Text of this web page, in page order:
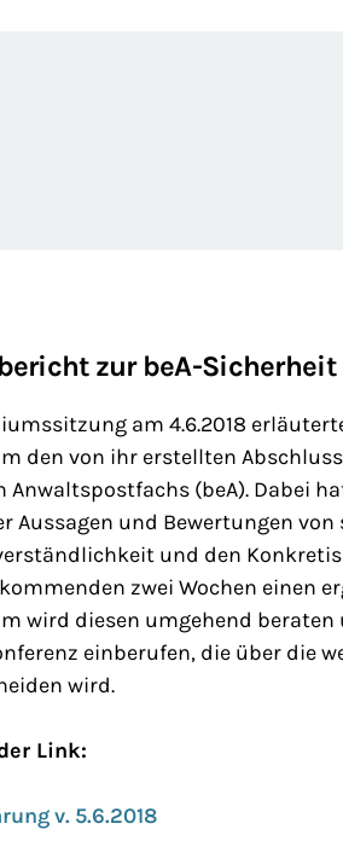
zur beA-Sicherheit
am 4.6.2018
den von ihr erstellten
Anwaltspostfachs (beA). Dabei
Aussagen und Bewertungen
und den
zwei Wochen einen
wird diesen umgehend
einberufen, die über die
wird.
Link:
v. 5.6.2018